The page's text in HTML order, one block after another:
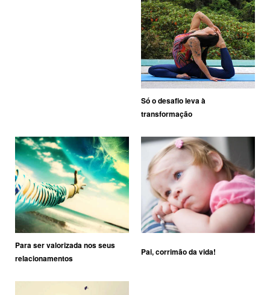
Só o desafio leva à
transformação
Para ser valorizada nos seus
relacionamentos
Pai, corrimão da vida!